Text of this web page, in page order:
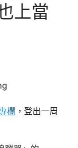
上當
欄 ，登出一周